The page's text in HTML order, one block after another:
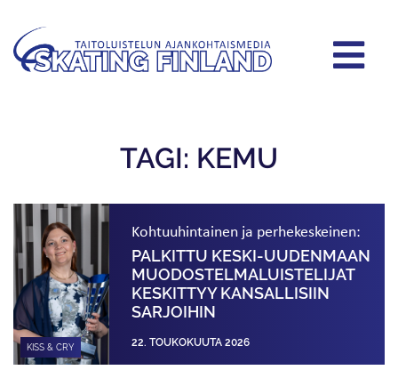
TAGI: KEMU
KISS & CRY
Kohtuuhintainen ja perhekeskeinen:
PALKITTU KESKI-UUDENMAAN
MUODOSTELMA­LUISTELIJAT
KESKITTYY KANSALLISIIN
SARJOIHIN
22. TOUKOKUUTA 2026